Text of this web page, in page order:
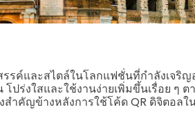
รค์และสไตล์ในโลกแฟชั่นที่กำลังเจริญ
ร่งใสและใช้งานง่ายเพิ่มขึ้นเรื่อย ๆ ต
สำคัญข้างหลังการใช้โค้ด QR ดิจิตอล